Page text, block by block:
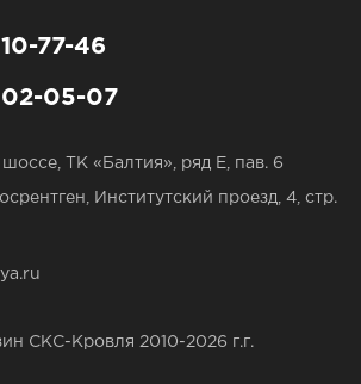
77-46
05-07
ТК «Балтия», ряд Е, пав. 6
Институтский проезд, 4, стр.
СКС-Кровля 2010-2026 г.г.